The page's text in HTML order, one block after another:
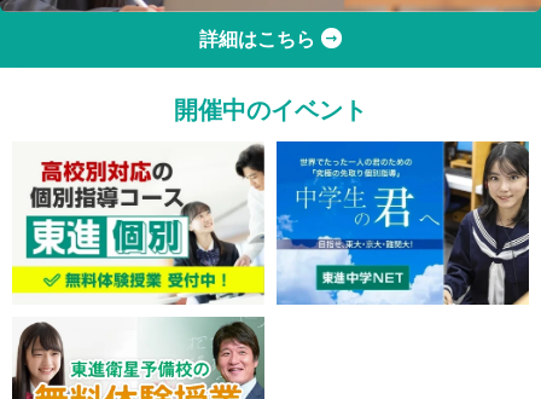
詳細はこちら
開催中のイベント